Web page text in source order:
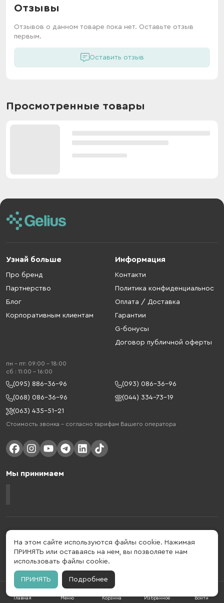
Отзывы
Отзывов о данном товаре пока нет. Оставьте отзыв
первым.
Оставить отзыв
Просмотренные товары
Узнай больше
Про бренд
Партнерство
Блог
Корпоративным клиентам
Информация
Контакти
Политика конфиденциальнос
Оплата / Доставка
Гарантии
G-бонусы
Договор публичной оферты
пн - пт: 09:00 - 18:00
cб : 11:00 - 16:00
(095) 886-36-96
(093) 086-36-96
(068) 086-36-96
(044) 334-73-19
(063) 435-51-21
Стоимость звонка – согласно тарифам Вашего оператора
Мы принимаем
Gelius - украинский бренд, который активно развивается в сфере
умных гаджетов и мобильных аксессуаров. Бренд подтвержден в 2013
году. Gelius - это больше, чем просто бренд, этот стиль жизни,
который об'єднує в собі драйв, радость, скорость, новації и
практичність.
Главная Меню Корзина Избранное Войти
На этом сайте используются файлы cookie. Нажимая
ПРИНЯТЬ или оставаясь на нем, вы позволяете нам
использовать файлы cookie.
ПРИНЯТЬ Подробнее